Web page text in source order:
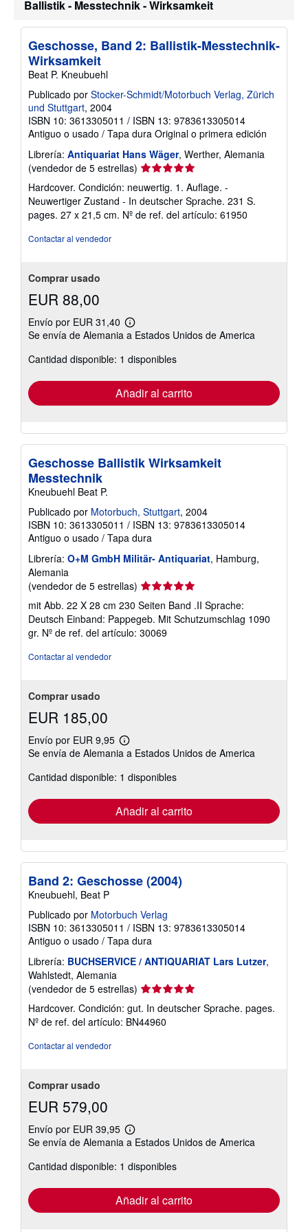
Ballistik - Messtechnik - Wirksamkeit
Geschosse, Band 2: Ballistik-Messtechnik-
Wirksamkeit
Beat P. Kneubuehl
Publicado por Stocker-Schmidt/Motorbuch Verlag, Zürich
und Stuttgart, 2004
ISBN 10: 3613305011 / ISBN 13: 9783613305014
Antiguo o usado / Tapa dura Original o primera edición
Librería: Antiquariat Hans Wäger, Werther, Alemania
(vendedor de 5 estrellas) Calificación
vendedor:
5
de
Hardcover. Condición: neuwertig. 1. Auflage. -
Neuwertiger Zustand - In deutscher Sprache. 231 S.
pages. 27 x 21,5 cm. Nº de ref. del artículo: 61950
Contactar al vendedor
Comprar usado
EUR 88,00
Envío por EUR 31,40
Más
información
las
tarifas
envío
Se envía de Alemania a Estados Unidos de America
Cantidad disponible: 1 disponibles
Añadir al carrito
Geschosse Ballistik Wirksamkeit
Messtechnik
Kneubuehl Beat P.
Publicado por Motorbuch, Stuttgart, 2004
ISBN 10: 3613305011 / ISBN 13: 9783613305014
Antiguo o usado / Tapa dura
Librería: O+M GmbH Militär- Antiquariat, Hamburg,
Alemania
(vendedor de 5 estrellas) Calificación
del
vendedor:
5
de
mit Abb. 22 X 28 cm 230 Seiten Band .II Sprache:
Deutsch Einband: Pappegeb. Mit Schutzumschlag 1090
gr. Nº de ref. del artículo: 30069
Contactar al vendedor
Comprar usado
EUR 185,00
Envío por EUR 9,95
Más
información
las
tarifas
envío
Se envía de Alemania a Estados Unidos de America
Cantidad disponible: 1 disponibles
Añadir al carrito
Band 2: Geschosse (2004)
Kneubuehl, Beat P
Publicado por Motorbuch Verlag
ISBN 10: 3613305011 / ISBN 13: 9783613305014
Antiguo o usado / Tapa dura
Librería: BUCHSERVICE / ANTIQUARIAT Lars Lutzer,
Wahlstedt, Alemania
(vendedor de 5 estrellas) Calificación
del
vendedor:
5
Hardcover. Condición: gut. In deutscher Sprache. pages.
Nº de ref. del artículo: BN44960
Contactar al vendedor
Comprar usado
EUR 579,00
Envío por EUR 39,95
Más
información
las
tarifas
envío
Se envía de Alemania a Estados Unidos de America
Cantidad disponible: 1 disponibles
Añadir al carrito